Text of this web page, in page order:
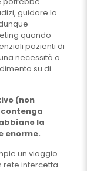
guidare la
quando
pazienti di
necessità o
su di
(non
la
enorme.
un viaggio
rete intercetta